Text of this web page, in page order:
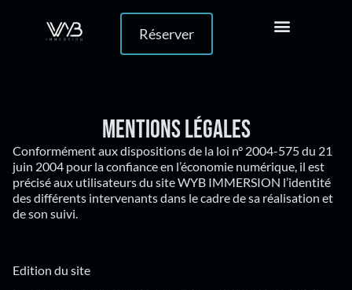
Réserver
Mentions légales
Conformément aux dispositions de la loi n° 2004-575 du 21
juin 2004 pour la confiance en l’économie numérique, il est
précisé aux utilisateurs du site WYB IMMERSION l’identité
des différents intervenants dans le cadre de sa réalisation et
de son suivi.
Edition du site